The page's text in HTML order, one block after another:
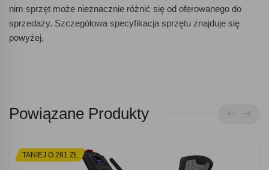
nim sprzęt może nieznacznie różnić się od oferowanego do
sprzedaży. Szczegółowa specyfikacja sprzętu znajduje się
powyżej.
Powiązane Produkty
TANIEJ O 281 ZŁ